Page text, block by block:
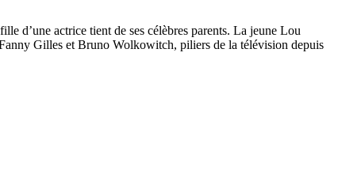
d’une actrice tient de ses célèbres parents. La jeune Lou
Gilles et Bruno Wolkowitch, piliers de la télévision depuis